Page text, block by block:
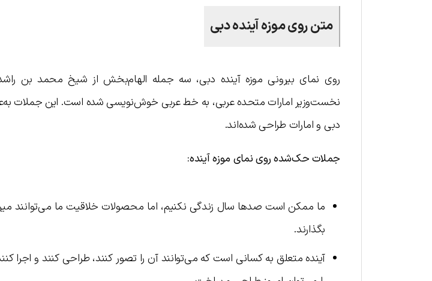
متن روی موزه آینده دبی
روی نمای بیرونی موزه آینده دبی، سه جمله الهام‌بخش از شیخ محمد بن
نخست‌وزیر امارات متحده عربی، به خط عربی خوش‌نویسی شده است. این جملات
دبی و امارات طراحی شده‌اند.
جملات حک‌شده روی نمای موزه آینده:
ما ممکن است صدها سال زندگی نکنیم، اما محصولات خلاقیت ما می‌توانند
بگذارند.
آینده متعلق به کسانی است که می‌توانند آن را تصور کنند، طراحی کنند و اجرا